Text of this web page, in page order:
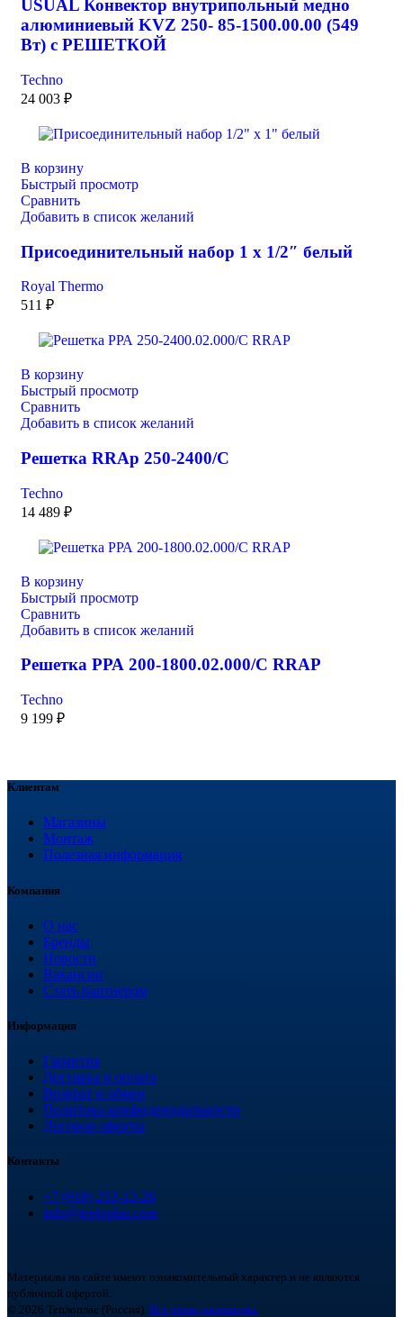
USUAL Конвектор внутрипольный медно
алюминиевый KVZ 250- 85-1500.00.00 (549
Вт) с РЕШЕТКОЙ
Techno
24 003 ₽
В корзину
Быстрый просмотр
Сравнить
Добавить в список желаний
Присоединительный набор 1 х 1/2″ белый
Royal Thermo
511 ₽
В корзину
Быстрый просмотр
Сравнить
Добавить в список желаний
Решетка RRAp 250-2400/С
Techno
14 489 ₽
В корзину
Быстрый просмотр
Сравнить
Добавить в список желаний
Решетка РРА 200-1800.02.000/С RRAP
Techno
9 199 ₽
Клиентам
Магазины
Монтаж
Полезная информация
Компания
О нас
Бренды
Новости
Вакансии
Стать партнером
Информация
Гарантия
Доставка и оплата
Возврат и обмен
Политика конфиденциальности
Договор оферты
Контакты
+7 (918) 252-12-26
info@teploplas.com
Материалы на сайте имеют ознакомительный характер и не являются
публичной офертой.
© 2026 Теплоплас (Россия). Все права защищены.